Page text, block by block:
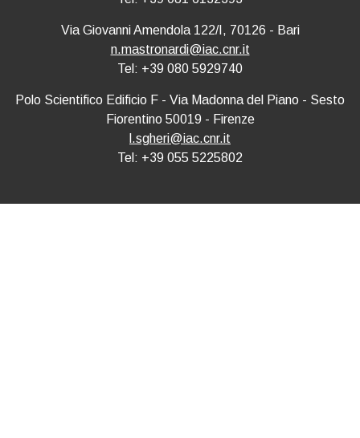
Via Giovanni Amendola 122/I, 70126 - Bari
n.mastronardi@iac.cnr.it
Tel: +39 080 5929740
Polo Scientifico Edificio F - Via Madonna del Piano - Sesto
Fiorentino 50019 - Firenze
l.sgheri@iac.cnr.it
Tel: +39 055 5225802